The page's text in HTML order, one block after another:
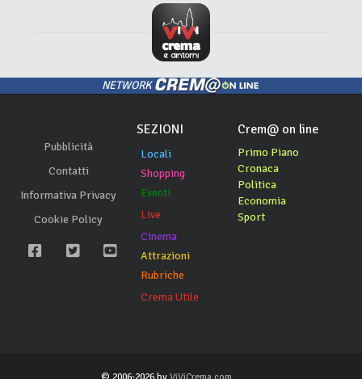
NETWORK
Pubblicità
Contatti
Informativa Privacy
Cookie Policy
SEZIONI
Locali
Shopping
Eventi
Live
Cinema
Attrazioni
Rubriche
Crema Utile
Crem@ on line
Primo Piano
Cronaca
Politica
Economia
Sport